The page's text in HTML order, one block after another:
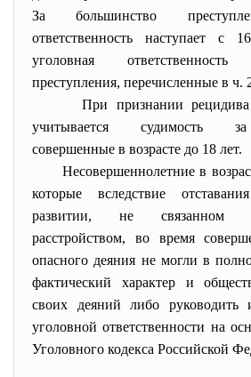
За большинство
ответственность наступает
уголовная
преступления, перечисленные в
При признании рецидива
учитывается судимость за
совершенные в возрасте до 18 лет.
Несовершеннолетние в
которые вследствие
развитии, не связанном
расстройством, во время
опасного деяния не могли в
фактический характер и
своих деяний либо руководить
уголовной ответственности на
Уголовного кодекса Российской